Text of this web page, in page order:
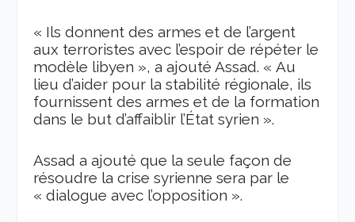
« Ils donnent des armeset de l’argent
aux terroristes avec l’espoir de répéter le
modèle libyen », a ajouté Assad. «Au
lieu d’aider pour la stabilité régionale, ils
fournissent des armes et de la formation
dans le but d’affaiblir l’État syrien ».
Assad a ajouté que la seule façon de
résoudre la crise syriennesera par le
«dialogue avec l’opposition ».